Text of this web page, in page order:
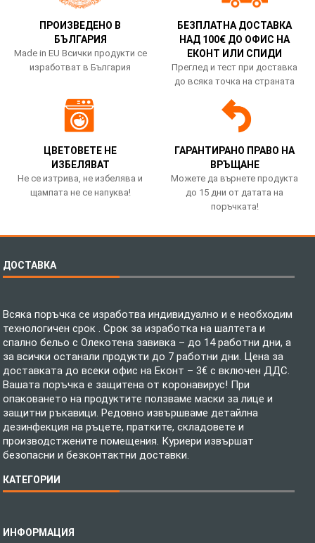
ПРОИЗВЕДЕНО В
БЪЛГАРИЯ
Made in EU Всички продукти се
изработват в България
БЕЗПЛАТНА ДОСТАВКА
НАД 100€ ДО ОФИС НА
ЕКОНТ ИЛИ СПИДИ
Преглед и тест при доставка
до всяка точка на страната
ЦВЕТОВЕТЕ НЕ
ИЗБЕЛЯВАТ
Не се изтрива, не избелява и
щампата не се напуква!
ГАРАНТИРАНО ПРАВО НА
ВРЪЩАНЕ
Можете да върнете продукта
до 15 дни от датата на
поръчката!
ДОСТАВКА
Всяка поръчка се изработва индивидуално и е необходим
технологичен срок . Срок за изработка на шалтета и
спално бельо с Олекотена завивка – до 14 работни дни, а
за всички останали продукти до 7 работни дни. Цена за
доставката до всеки офис на Еконт – 3€ с включен ДДС.
Вашата поръчка е защитена от коронавирус! При
опаковането на продуктите ползваме маски за лице и
защитни ръкавици. Редовно извършваме детайлна
дезинфекция на ръцете, пратките, складовете и
производстжените помещения. Куриери извършат
безопасни и безконтактни доставки.
КАТЕГОРИИ
Бебешки спални комплекти
ИНФОРМАЦИЯ